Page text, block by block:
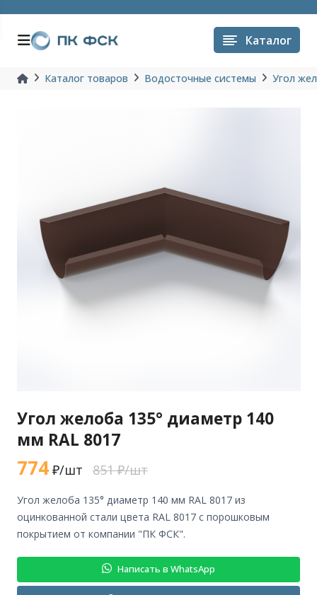
Каталог
Каталог товаров Водосточные системы Угол
Угол желоба 135° диаметр 140
мм RAL 8017
774₽/шт 851 ₽/шт
угол желоба 135° диаметр 140 мм RAL 8017 из
оцинкованной стали цвета RAL 8017 с порошковым
покрытием от компании "ПК ФСК".
Написать в WhatsApp